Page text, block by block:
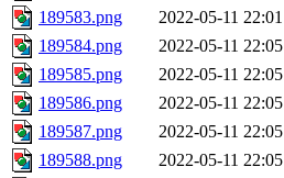
189583.png
2022-05-11 22:01
189584.png
2022-05-11 22:05
189585.png
2022-05-11 22:05
189586.png
2022-05-11 22:05
189587.png
2022-05-11 22:05
189588.png
2022-05-11 22:05